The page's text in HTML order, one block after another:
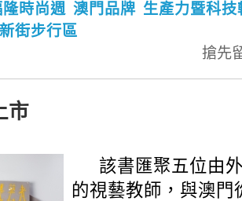
時尚週 澳門品牌 生產力暨科技
街步行區
搶先
市
該書匯聚五位由
的視藝教師，與澳門